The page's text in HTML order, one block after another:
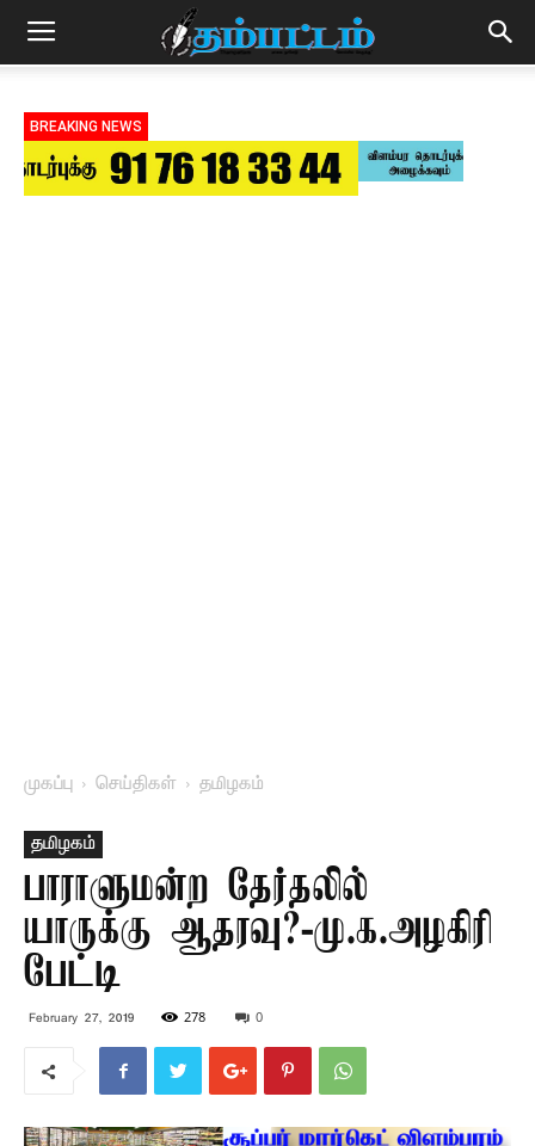
BREAKING NEWS
முகப்பு செய்திகள் தமிழகம்
தமிழகம்
பாராளுமன்ற தேர்தலில்
யாருக்கு ஆதரவு?-மு.க.அழகிரி
பேட்டி
February 27, 2019 278 0